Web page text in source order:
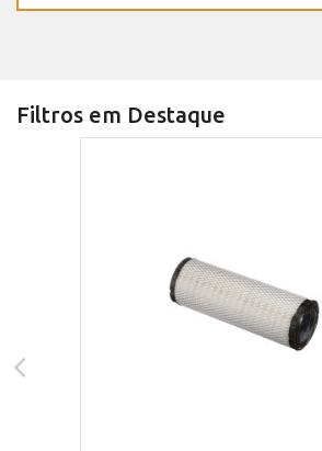
Filtros em Destaque